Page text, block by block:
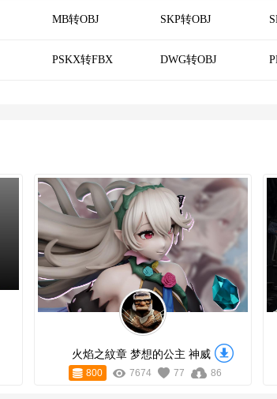
MB转OBJ SKP转OBJ
PSKX转FBX DWG转OBJ
火焰之紋章 梦想的公主 神威
800 7674 77 86